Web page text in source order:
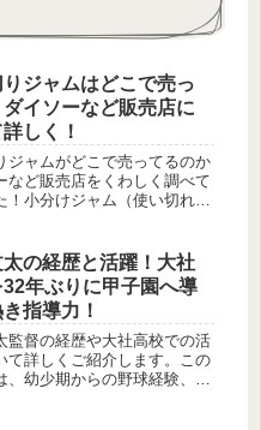
ジャムはどこで売っ
イソーなど販売店に
しく！
ジャムがどこで売ってるのか
など販売店をくわしく調べて
！小分けジャム（使い切れる
も楽しめる優れもの。小分け
こで売ってるの？この記事で
の経歴と活躍！大社
年ぶりに甲子園へ導
指導力！
監督の経歴や大社高校での活
て詳しくご紹介します。この
、幼少期からの野球経験、大